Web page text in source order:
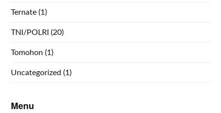
Ternate (1)
TNI/POLRI (20)
Tomohon (1)
Uncategorized (1)
Menu